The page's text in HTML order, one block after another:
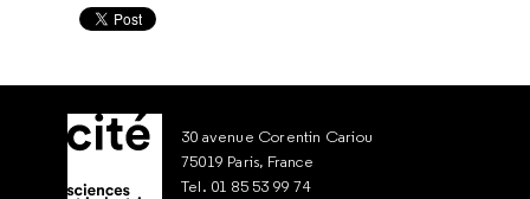
30 avenue Corentin Cariou
75019 Paris, France
Tel. 01 85 53 99 74